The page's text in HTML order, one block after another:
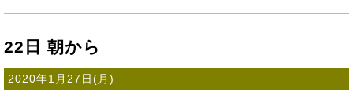
22日 朝から
2020年1月27日(月)